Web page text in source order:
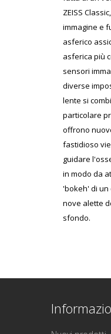
ZEISS
immagine e
asferico
asferica più
sensori
diverse
lente si
particolare
offrono
fastidioso
guidare
in modo da
'bokeh' di un
nove alette
sfondo.